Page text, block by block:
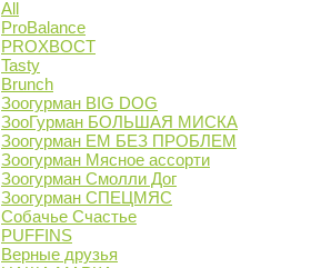
All
ProBalance
PROХВОСТ
Tasty
Brunch
Зоогурман BIG DOG
ЗооГурман БОЛЬШАЯ МИСКА
Зоогурман ЕМ БЕЗ ПРОБЛЕМ
Зоогурман Мясное ассорти
Зоогурман Смолли Дог
Зоогурман СПЕЦМЯС
Собачье Счастье
PUFFINS
Верные друзья